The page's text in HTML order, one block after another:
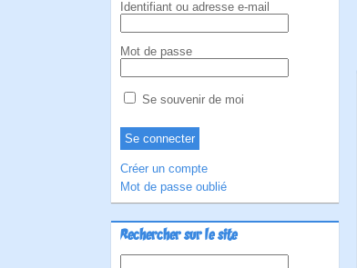
Identifiant ou adresse e-mail
Mot de passe
Se souvenir de moi
Créer un compte
Mot de passe oublié
Rechercher sur le site